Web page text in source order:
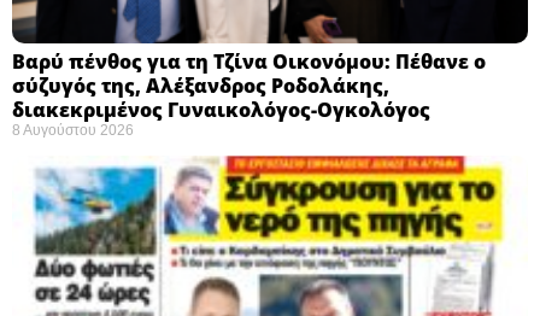
Βαρύ πένθος για τη Τζίνα Οικονόμου: Πέθανε ο
σύζυγός της, Αλέξανδρος Ροδολάκης,
διακεκριμένος Γυναικολόγος-Ογκολόγος
8 Αυγούστου 2026